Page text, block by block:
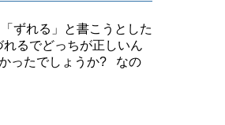
ずれる」と書こうとした
れるでどっちが正しいん
ったでしょうか? なの